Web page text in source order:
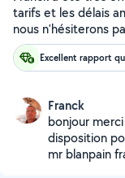
tarifs et les délais
nous n'hésiterons
Excellent rapport
Franck
bonjour
disposition
mr blanpain